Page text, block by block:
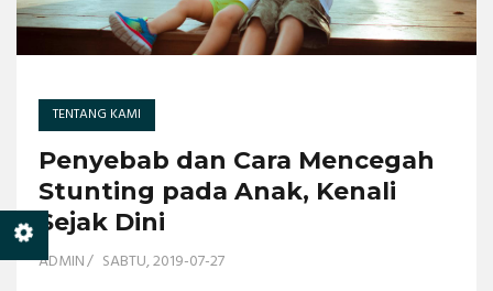
TENTANG KAMI
Penyebab dan Cara Mencegah
Stunting pada Anak, Kenali
Sejak Dini
ADMIN SABTU, 2019-07-27